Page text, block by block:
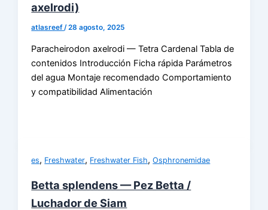
axelrodi)
atlasreef/28 agosto, 2025
Paracheirodon axelrodi — Tetra Cardenal Tabla de
contenidos Introducción Ficha rápida Parámetros
del agua Montaje recomendado Comportamiento
y compatibilidad Alimentación
es, Freshwater, Freshwater Fish,Osphronemidae
Betta splendens — Pez Betta /
Luchador de Siam